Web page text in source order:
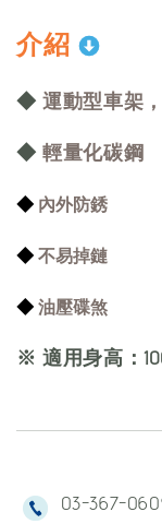
介紹
◆ 運動型車架
◆輕量化碳鋼
◆ 內外防銹
◆不易掉鏈
◆油壓碟煞
※ 適用身高：
03-367-